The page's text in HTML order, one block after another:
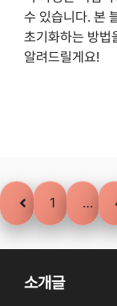
수 있습니다. 본
초기화하는 방법
알려드릴게요!
Previous
1 …
소개글